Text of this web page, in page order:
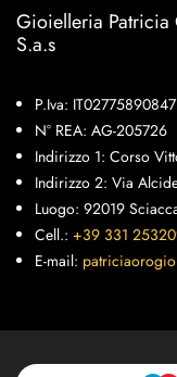
Gioielleria Patricia
S.a.s
P.Iva: IT02775890847
N° REA: AG-205726
Indirizzo 1: Corso
Indirizzo 2: Via
Luogo: 92019
Cell.: +39 331
E-mail: